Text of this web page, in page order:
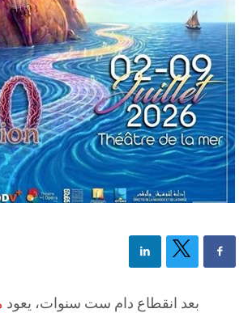
بعد انقطاع دام ست سنوات، يعود